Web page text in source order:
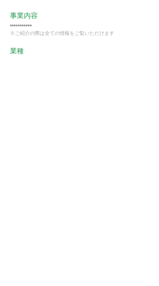
事業内容
***********
※ご紹介の際は全ての情報をご覧いただけます
業種